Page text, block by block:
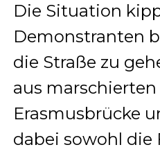
Die Situation
Demonstranten
die Straße zu
aus
Erasmusbrücke
dabei sowohl die